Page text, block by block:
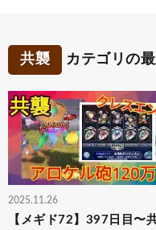
共襲 カテゴリの
2025.11.26
【メギド72】397日目〜